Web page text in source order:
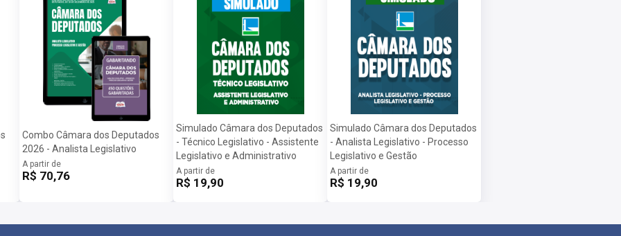
Combo Câmara dos Deputados
2026 - Analista Legislativo
A partir de
R$ 70,76
Simulado Câmara dos Deputados
- Técnico Legislativo - Assistente
Legislativo e Administrativo
A partir de
R$ 19,90
Simulado Câmara dos Deputados
- Analista Legislativo - Processo
Legislativo e Gestão
A partir de
R$ 19,90